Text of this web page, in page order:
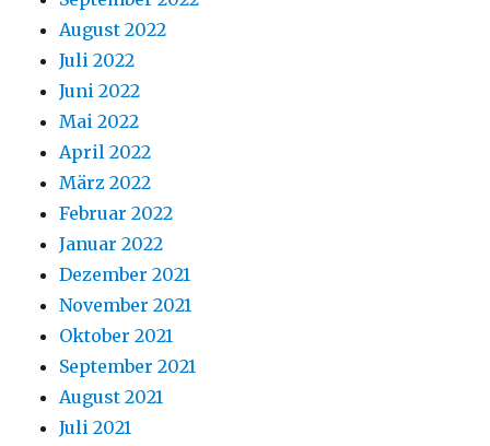
August 2022
Juli 2022
Juni 2022
Mai 2022
April 2022
März 2022
Februar 2022
Januar 2022
Dezember 2021
November 2021
Oktober 2021
September 2021
August 2021
Juli 2021